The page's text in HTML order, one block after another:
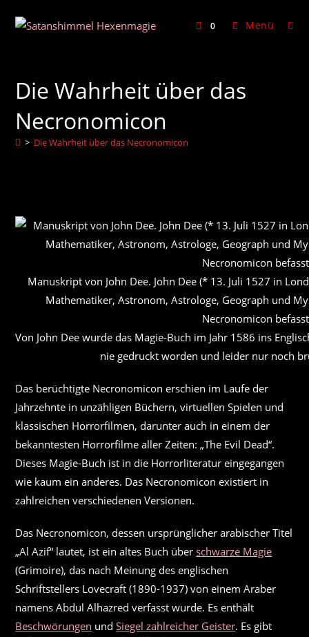
Inhalt
0 Menü
Die Wahrheit über das
Necronomicon
> Die Wahrheit über das Necronomicon
Manuskript von John Dee. John Dee (* 13. Juli 1527 in
Mathematiker, Astronom, Astrologe, Geograph und
Necronomicon
Von John Dee wurde das Magie-Buch im Jahr 1586 ins
nie gedruckt worden und leider nur noch
Das berüchtigte Necronomicon erschien im Laufe der
Jahrzehnte in unzähligen Büchern, virtuellen Spielen und
klassischen Horrorfilmen, darunter auch in einem der
bekanntesten Horrorfilme aller Zeiten: „The Evil Dead“.
Dieses Magie-Buch ist in die Horrorliteratur eingegangen
wie kaum ein anderes. Das Necronomicon existiert in
zahlreichen verschiedenen Versionen.
Das Necronomicon, dessen ursprünglicher arabischer Titel
„Al Azif“ lautet, ist ein altes Buch überschwarze Magie
(Grimoire), das nach Meinung des englischen
Schriftstellers Lovecraft (1890-1937) von einem Araber
namens Abdul Alhazred verfasst wurde. Es enthält
Beschwörungen undSiegel zahlreicher Geister. Es gibt